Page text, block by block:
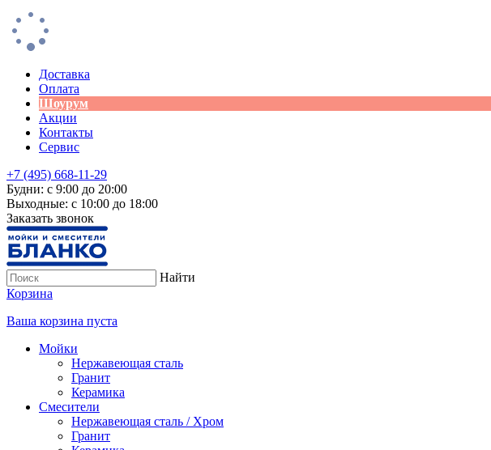
Доставка
Оплата
Шоурум
Акции
Контакты
Сервис
+7 (495) 668-11-29
Будни: с 9:00 до 20:00
Выходные: с 10:00 до 18:00
Заказать звонок
Найти
Корзина
Ваша корзина пуста
Мойки
Нержавеющая сталь
Гранит
Керамика
Смесители
Нержавеющая сталь / Хром
Гранит